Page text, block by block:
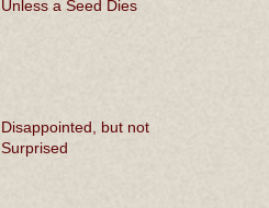
Unless a Seed Dies
Disappointed, but not
Surprised